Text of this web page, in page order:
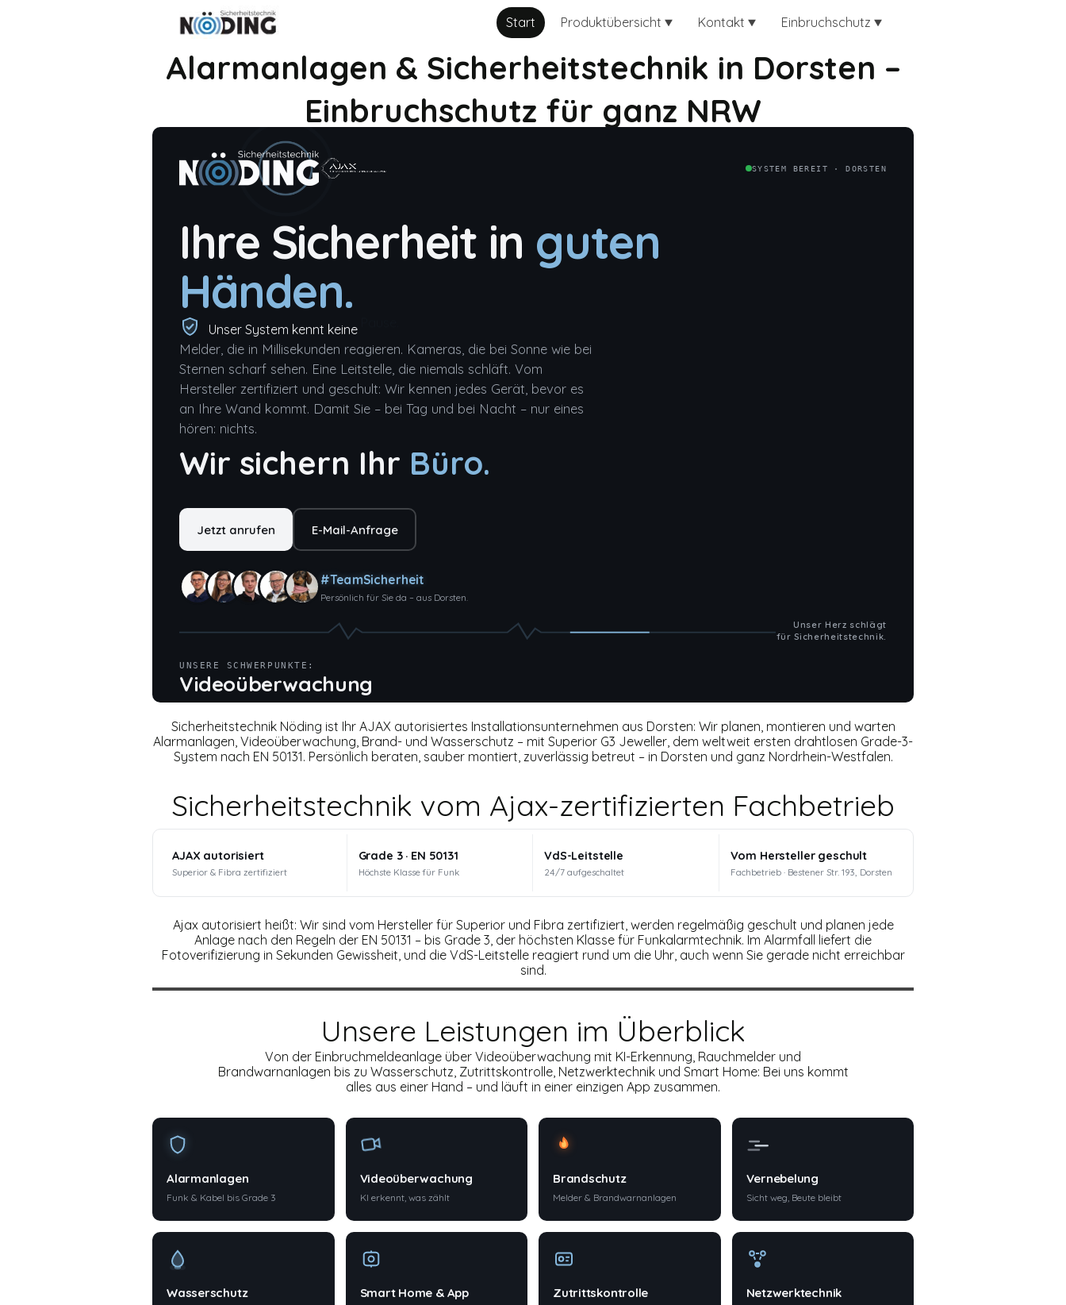
Start Produktübersicht Kontakt Einbruchschutz
Alarmanlagen & Sicherheitstechnik in Dorsten –
Einbruchschutz für ganz NRW
SYSTEM BEREIT · DORSTEN
Ihre Sicherheit in guten
Händen.
Unser System kennt keine
Melder, die in Millisekunden reagieren. Kameras, die bei Sonne wie bei
Sternen scharf sehen. Eine Leitstelle, die niemals schläft. Vom
Hersteller zertifiziert und geschult: Wir kennen jedes Gerät, bevor es
an Ihre Wand kommt. Damit Sie – bei Tag und bei Nacht – nur eines
hören: nichts.
Wir sichern Ihr Lager.
Jetzt anrufen E-Mail-Anfrage
#TeamSicherheit
Persönlich für Sie da – aus Dorsten.
Unser Herz schlägt
für Sicherheitstechnik.
UNSERE SCHWERPUNKTE:
Brandschutz
Sicherheitstechnik Nöding ist Ihr AJAX autorisiertes Installationsunternehmen aus Dorsten: Wir planen, montieren und warten
Alarmanlagen, Videoüberwachung, Brand- und Wasserschutz – mit Superior G3 Jeweller, dem weltweit ersten drahtlosen Grade-3-
System nach EN 50131. Persönlich beraten, sauber montiert, zuverlässig betreut – in Dorsten und ganz Nordrhein-Westfalen.
Sicherheitstechnik vom Ajax-zertifizierten Fachbetrieb
AJAX autorisiert
Superior & Fibra zertifiziert
Grade 3 · EN 50131
Höchste Klasse für Funk
VdS-Leitstelle
24/7 aufgeschaltet
Vom Hersteller geschult
Fachbetrieb · Bestener Str. 193, Dorsten
Ajax autorisiert heißt: Wir sind vom Hersteller für Superior und Fibra zertifiziert, werden regelmäßig geschult und planen jede
Anlage nach den Regeln der EN 50131 – bis Grade 3, der höchsten Klasse für Funkalarmtechnik. Im Alarmfall liefert die
Fotoverifizierung in Sekunden Gewissheit, und die VdS-Leitstelle reagiert rund um die Uhr, auch wenn Sie gerade nicht erreichbar
sind.
Unsere Leistungen im Überblick
Alarmanlagen
Funk & Kabel bis Grade 3
Videoüberwachung
KI erkennt, was zählt
Brandschutz
Melder & Brandwarnanlagen
Vernebelung
Sicht weg, Beute bleibt
Wasserschutz Smart Home & App Zutrittskontrolle Netzwerktechnik
Von der Einbruchmeldeanlage über Videoüberwachung mit KI-Erkennung, Rauchmelder und
Brandwarnanlagen bis zu Wasserschutz, Zutrittskontrolle, Netzwerktechnik und Smart Home: Bei uns kommt
alles aus einer Hand – und läuft in einer einzigen App zusammen.